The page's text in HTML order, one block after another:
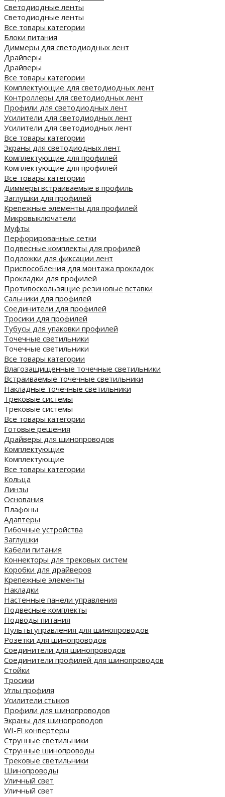
Светодиодные ленты
Светодиодные ленты
Все товары категории
Блоки питания
Диммеры для светодиодных лент
Драйверы
Драйверы
Все товары категории
Комплектующие для светодиодных лент
Контроллеры для светодиодных лент
Профили для светодиодных лент
Усилители для светодиодных лент
Усилители для светодиодных лент
Все товары категории
Экраны для светодиодных лент
Комплектующие для профилей
Комплектующие для профилей
Все товары категории
Диммеры встраиваемые в профиль
Заглушки для профилей
Крепежные элементы для профилей
Микровыключатели
Муфты
Перфорированные сетки
Подвесные комплекты для профилей
Подложки для фиксации лент
Приспособления для монтажа прокладок
Прокладки для профилей
Противоскользящие резиновые вставки
Сальники для профилей
Соединители для профилей
Тросики для профилей
Тубусы для упаковки профилей
Точечные светильники
Точечные светильники
Все товары категории
Влагозащищенные точечные светильники
Встраиваемые точечные светильники
Накладные точечные светильники
Трековые системы
Трековые системы
Все товары категории
Готовые решения
Драйверы для шинопроводов
Комплектующие
Комплектующие
Все товары категории
Кольца
Линзы
Основания
Плафоны
Адаптеры
Гибочные устройства
Заглушки
Кабели питания
Коннекторы для трековых систем
Коробки для драйверов
Крепежные элементы
Накладки
Настенные панели управления
Подвесные комплекты
Подводы питания
Пульты управления для шинопроводов
Розетки для шинопроводов
Соединители для шинопроводов
Соединители профилей для шинопроводов
Стойки
Тросики
Углы профиля
Усилители стыков
Профили для шинопроводов
Экраны для шинопроводов
WI-FI конвертеры
Струнные светильники
Струнные шинопроводы
Трековые светильники
Шинопроводы
Уличный свет
Уличный свет